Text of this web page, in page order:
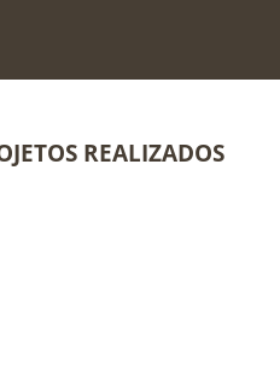
REALIZADOS